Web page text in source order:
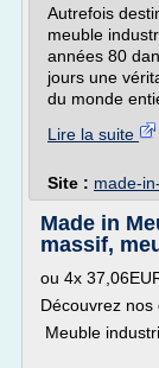
Autrefois
meuble
années 80
jours une
du monde
Lire la suite
Site : made-
Made in
massif,
ou 4x
Découvrez
Meuble